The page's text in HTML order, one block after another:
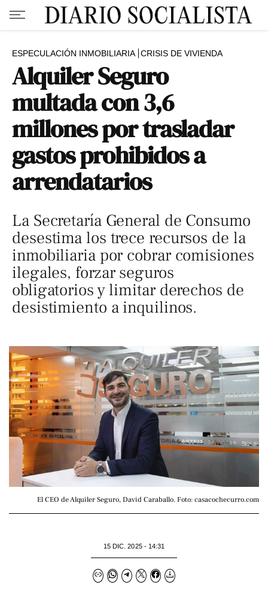
ESPECULACIÓN INMOBILIARIA CRISIS DE VIVIENDA
Alquiler Seguro
multada con 3,6
millones por trasladar
gastos prohibidos a
arrendatarios
La Secretaría General de Consumo
desestima los trece recursos de la
inmobiliaria por cobrar comisiones
ilegales, forzar seguros
obligatorios y limitar derechos de
desistimiento a inquilinos.
El CEO de Alquiler Seguro, David Caraballo. Foto: casacochecurro.com
15 DIC. 2025 - 14:31